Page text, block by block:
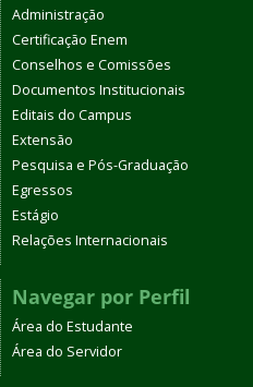
Administração
Certificação Enem
Conselhos e Comissões
Documentos Institucionais
Editais do Campus
Extensão
Pesquisa e Pós-Graduação
Egressos
Estágio
Relações Internacionais
Navegar por Perfil
Área do Estudante
Área do Servidor